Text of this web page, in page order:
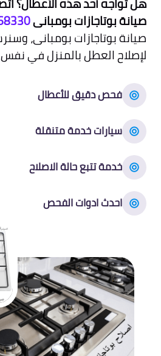
صيانة بوتاجازات بومبانى
صيانة بوتاجازات بومبانى،
لإصلاح العطل بالمنزل في نفس
فحص دقيق للأعطال
سيارات خدمة متنقلة
خدمة تتبع حالة الاصلاح
احدث ادوات الفحص